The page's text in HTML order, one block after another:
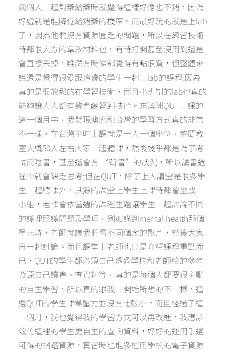
兩個人一起對藥給藥時就覺得這樣好像也不錯，因為
好處就是能降低給錯藥的機率。而最好玩的就是上lab
了，因為他們沒有資源匱乏的問題，所以在練習技術
時都很大方的拿取材料包，有時打開甚至沒用到還是
會直接丟掉，雖然有時候都覺得有點浪費，但整體來
說還是覺得很愛跟這邊的學生一起上lab的課程!因為
真的是很放鬆的在學習技術，而且小班制的lab也真的
能夠讓人人都有機會練習到技術。來澳洲QUT上課的
這一個月中，我發現澳洲和台灣的學習方式真的非常
不一樣。在台灣平時上課就是一人一個座位，整間教
室大概50人左右大家一起聽課，然後幾乎都是為了考
試而唸書，甚至還會有 “背書”的狀況，所以讀書過
程中就會缺乏思考;但在QUT，除了上大講堂是很多學
生一起聽課外，其餘的課堂上學生上課時都會坐成一
小組，老師會依當週的課程主題讓學生一起討論不同
的護理照護問題及學理，例如講到mental health那個
單元時，老師就讓我們看不同個案的影片，然後大家
再一起討論。而且課堂上老師也只是介紹課程重點而
已，QUT的學生都必須自己透過學校和老師給的參考
資源自己讀書、查資料等，真的是每個人都要很主動
的自主學習，所以真的跟我一開始所想的不一樣，這
邊QUT的學生課業壓力並沒有比較小。而且經過了這
一個月，我也覺得我的學習方式可以再改進，我應該
效仿這裡的學生更自主的查詢資料，好好的運用手邊
可得的網路資源，實習時也能多運用學校的電子資源